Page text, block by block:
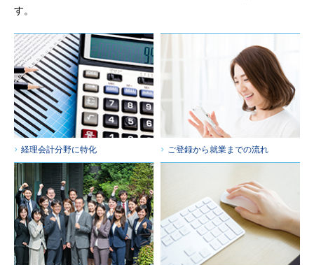
す。
経理会計分野に特化 ご登録から就業までの流れ